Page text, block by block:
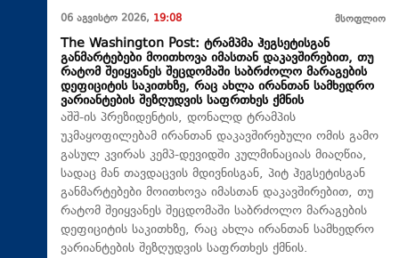
06 აგვისტო 2026, 19:08 მსოფლიო
The Washington Post: ტრამპმა ჰეგსეტისგან
განმარტებები მოითხოვა იმასთან დაკავშირებით, თუ
რატომ შეიყვანეს შეცდომაში საბრძოლო მარაგების
დეფიციტის საკითხზე, რაც ახლა ირანთან სამხედრო
ვარიანტების შეზღუდვის საფრთხეს ქმნის
აშშ-ის პრეზიდენტის, დონალდ ტრამპის
უკმაყოფილებამ ირანთან დაკავშირებული ომის გამო
გასულ კვირას კემპ-დევიდში კულმინაციას მიაღწია,
სადაც მან თავდაცვის მდივნისგან, პიტ ჰეგსეტისგან
განმარტებები მოითხოვა იმასთან დაკავშირებით, თუ
რატომ შეიყვანეს შეცდომაში საბრძოლო მარაგების
დეფიციტის საკითხზე, რაც ახლა ირანთან სამხედრო
ვარიანტების შეზღუდვის საფრთხეს ქმნის.